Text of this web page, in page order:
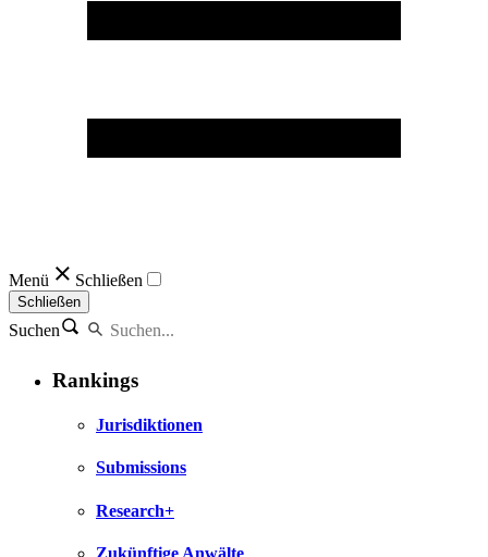
Menü Schließen
Schließen
Suchen
Rankings
Jurisdiktionen
Submissions
Research+
Zukünftige Anwälte